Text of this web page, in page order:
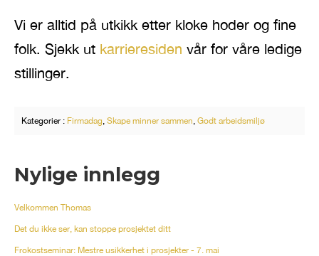
Vi er alltid på utkikk etter kloke hoder og fine
folk. Sjekk ut karrieresiden vår for våre ledige
stillinger.
Kategorier : Firmadag Skape minner sammen Godt arbeidsmiljø
Nylige innlegg
Velkommen Thomas
Det du ikke ser, kan stoppe prosjektet ditt
Frokostseminar: Mestre usikkerhet i prosjekter - 7. mai